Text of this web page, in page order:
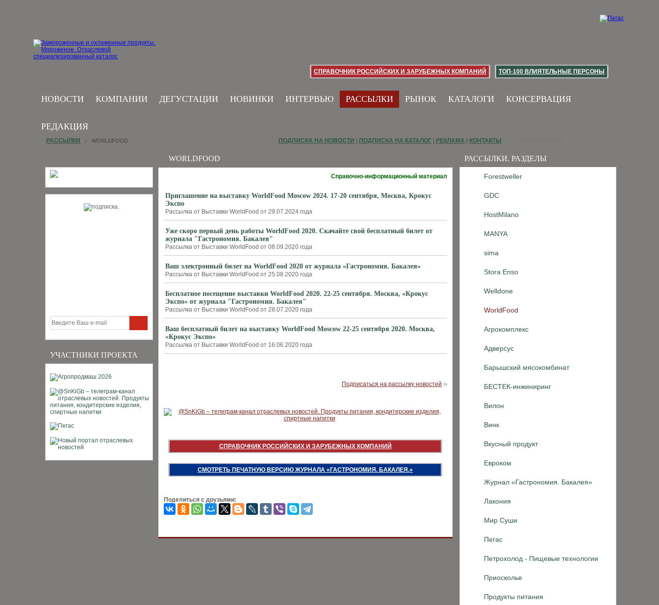
СПРАВОЧНИК РОССИЙСКИХ И ЗАРУБЕЖНЫХ КОМПАНИЙ ТОП-100 ВЛИЯТЕЛЬНЫЕ ПЕРСОНЫ
НОВОСТИ КОМПАНИИ ДЕГУСТАЦИИ НОВИНКИ ИНТЕРВЬЮ РАССЫЛКИ РЫНОК КАТАЛОГИ КОНСЕРВАЦИЯ
РЕДАКЦИЯ
УЧАСТНИКИ ПРОЕКТА
РАССЫЛКИ. РАЗДЕЛЫ
Forestweller
GDC
HostMilano
MANYA
sima
Stora Enso
Welldone
WorldFood
Агрокомплекс
Адверсус
Барышский мясокомбинат
БЕСТЕК-инжиниринг
Вилон
Винк
Вкусный продукт
Евроком
Журнал «Гастрономия. Бакалея»
Лакония
Мир Суши
Пегас
Петрохолод - Пищевые технологии
Приосколье
Продукты питания
РАССЫЛКИ › WORLDFOOD ПОДПИСКА НА НОВОСТИ ПОДПИСКА НА КАТАЛОГ РЕКЛАМА КОНТАКТЫ
WORLDFOOD
Справочно-информационный материал
Приглашение на выставку WorldFood Moscow 2024. 17-20 сентября, Москва, Крокус
Экспо
Рассылка от Выставки WorldFood от 29.07.2024 года
Уже скоро первый день работы WorldFood 2020. Скачайте свой бесплатный билет от
журнала "Гастрономия. Бакалея"
Рассылка от Выставки WorldFood от 08.09.2020 года
Ваш электронный билет на WorldFood 2020 от журнала «Гастрономия. Бакалея»
Рассылка от Выставки WorldFood от 25.08.2020 года
Бесплатное посещение выставки WorldFood 2020. 22-25 сентября. Москва, «Крокус
Экспо» от журнала "Гастрономия. Бакалея"
Рассылка от Выставки WorldFood от 28.07.2020 года
Ваш бесплатный билет на выставку WorldFood Moscow 22-25 сентября 2020. Москва,
«Крокус Экспо»
Рассылка от Выставки WorldFood от 16.06.2020 года
Подписаться на рассылку новостей ››
СПРАВОЧНИК РОССИЙСКИХ И ЗАРУБЕЖНЫХ КОМПАНИЙ
СМОТРЕТЬ ПЕЧАТНУЮ ВЕРСИЮ ЖУРНАЛА «ГАСТРОНОМИЯ. БАКАЛЕЯ.»
Поделиться с друзьями: